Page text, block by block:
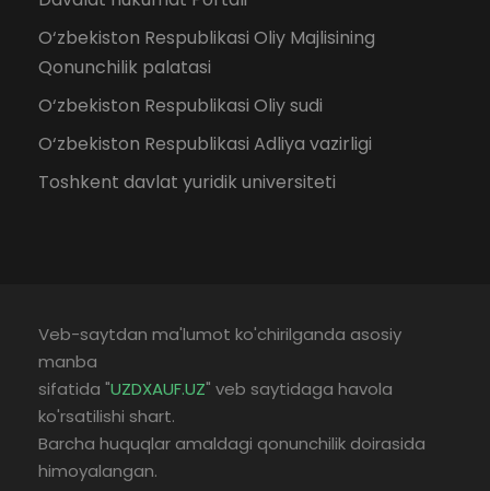
O‘zbekiston Respublikasi Oliy Majlisining
Qonunchilik palatasi
O‘zbekiston Respublikasi Oliy sudi
O‘zbekiston Respublikasi Adliya vazirligi
Toshkent davlat yuridik universiteti
Veb-saytdan ma'lumot ko'chirilganda asosiy
manba
sifatida "UZDXAUF.UZ" veb saytidaga havola
ko'rsatilishi shart.
Barcha huquqlar amaldagi qonunchilik doirasida
himoyalangan.